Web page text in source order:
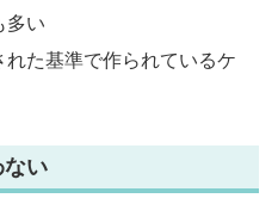
多い
た基準で作られているケ
い